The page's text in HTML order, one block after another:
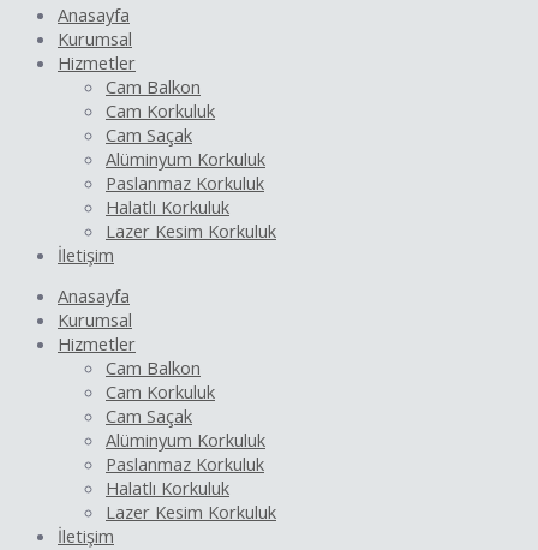
Anasayfa
Kurumsal
Hizmetler
Cam Balkon
Cam Korkuluk
Cam Saçak
Alüminyum Korkuluk
Paslanmaz Korkuluk
Halatlı Korkuluk
Lazer Kesim Korkuluk
İletişim
Anasayfa
Kurumsal
Hizmetler
Cam Balkon
Cam Korkuluk
Cam Saçak
Alüminyum Korkuluk
Paslanmaz Korkuluk
Halatlı Korkuluk
Lazer Kesim Korkuluk
İletişim